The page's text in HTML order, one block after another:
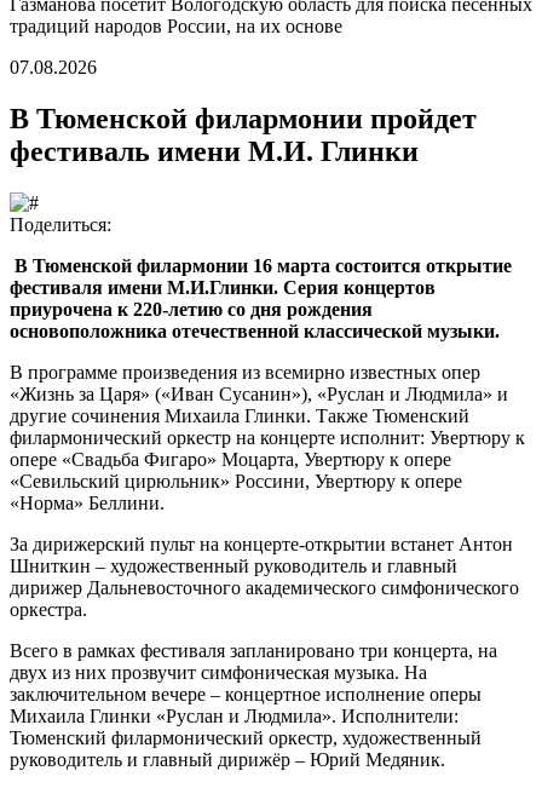
традиций народов России, на их основе
07.08.2026
В Тюменской филармонии пройдет
фестиваль имени М.И. Глинки
Поделиться:
В Тюменской филармонии 16 марта состоится открытие
фестиваля имени М.И.Глинки. Серия концертов
приурочена к 220-летию со дня рождения
основоположника отечественной классической музыки.
В программе произведения из всемирно известных опер
«Жизнь за Царя» («Иван Сусанин»), «Руслан и Людмила» и
другие сочинения Михаила Глинки. Также Тюменский
филармонический оркестр на концерте исполнит: Увертюру к
опере «Свадьба Фигаро» Моцарта, Увертюру к опере
«Севильский цирюльник» Россини, Увертюру к опере
«Норма» Беллини.
За дирижерский пульт на концерте-открытии встанет Антон
Шниткин – художественный руководитель и главный
дирижер Дальневосточного академического симфонического
оркестра.
Всего в рамках фестиваля запланировано три концерта, на
двух из них прозвучит симфоническая музыка. На
заключительном вечере – концертное исполнение оперы
Михаила Глинки «Руслан и Людмила». Исполнители:
Тюменский филармонический оркестр, художественный
руководитель и главный дирижёр – Юрий Медяник.